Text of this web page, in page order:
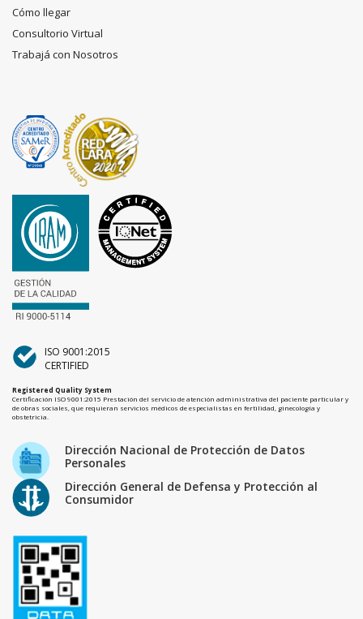
Cómo llegar
Consultorio Virtual
Trabajá con Nosotros
ISO 9001:2015
CERTIFIED
Registered Quality System
Certificación ISO 9001:2015 Prestación del servicio de atención administrativa del paciente particular y
de obras sociales, que requieran servicios médicos de especialistas en fertilidad, ginecología y
obstetricia.
Dirección Nacional de Protección de Datos
Personales
Dirección General de Defensa y Protección al
Consumidor